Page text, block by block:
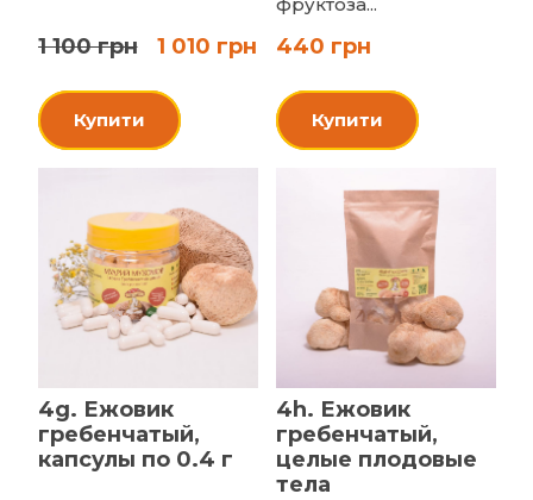
1 100 грн 1 010 грн
Купити
440 грн
Купити
4g. Ежовик
гребенчатый,
капсулы по 0.4 г
4h. Ежовик
гребенчатый,
целые плодовые
тела